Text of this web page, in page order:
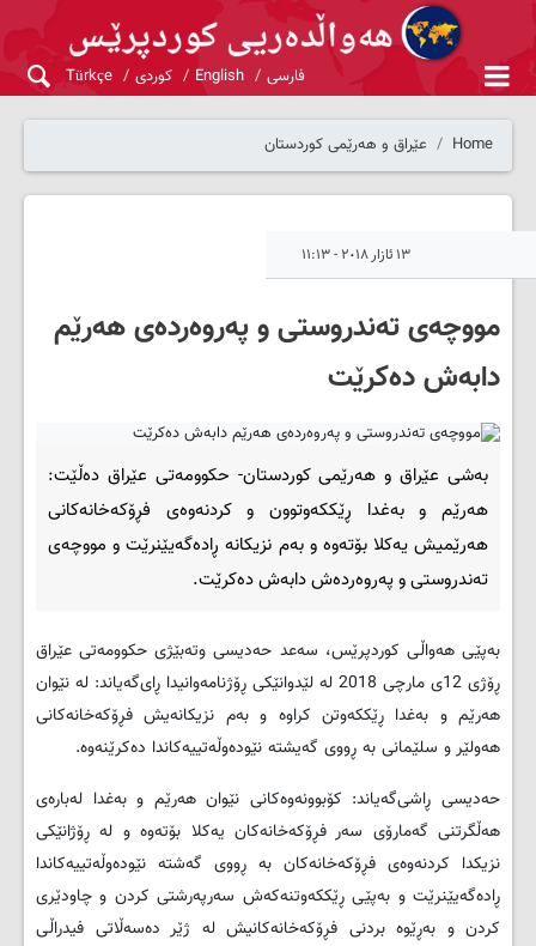
فارسی English کوردی Türkçe
Home عێراق و هەرێمی کوردستان
١٣ ئازار ٢٠١٨ - ١١:١٣
مووچه‌ی ته‌ندروستی و په‌روه‌رده‌ی هه‌رێم
دابه‌ش ده‌كرێت
به‌شی عێراق و هه‌رێمی کوردستان- حکوومه‌تی عێراق ده‌ڵێت:
هه‌رێم و به‌غدا ڕێككه‌وتوون و كردنه‌وه‌ی فڕۆكه‌خانه‌كانی
هه‌رێمیش یه‌كلا بۆته‌وه ‌و به‌م نزیكانه‌ ڕاده‌گه‌یێنرێت و مووچه‌ی
ته‌ندروستی و په‌روه‌رده‌ش دابه‌ش ده‌كرێت.
به‌پێی هه‌واڵی کوردپرێس، سه‌عد حه‌دیسی وته‌بێژی حكوومه‌تی عێراق
ڕۆژی 12ی مارچی 2018 له ‌لێدوانێكی ڕۆژنامه‌وانیدا ڕای‌گه‌یاند: له‌ نێوان
هه‌رێم و به‌غدا ڕێككه‌وتن كراوه‌ و به‌م نزیكانه‌یش فڕۆكه‌خانه‌كانی
هه‌ولێر و سلێمانی به‌ ڕووی گه‌یشته‌ نێوده‌وڵه‌تییه‌كاندا ده‌كرێنه‌وه‌.
حه‌دیسی ڕاشی‌گه‌یاند: كۆبوونه‌وه‌كانی نێوان هه‌رێم و به‌غدا له‌باره‌ی
هه‌ڵگرتنی گه‌مارۆی سه‌ر فڕۆكه‌خانه‌كان یه‌كلا بۆته‌وه ‌و له ڕۆژانێكی
نزیكدا كردنه‌وه‌ی فڕۆكه‌خانه‌كان به‌ ڕووی گه‌شته‌ نێوده‌وڵه‌تییه‌كاندا
ڕاده‌گه‌یێنرێت و به‌پێی ڕێككه‌وتنه‌كه‌ش سه‌رپه‌رشتی كردن و چاودێری
كردن و به‌ڕێوه ‌بردنی فڕۆكه‌خانه‌كانیش له ‌ژێر ده‌سه‌ڵاتی فیدراڵی